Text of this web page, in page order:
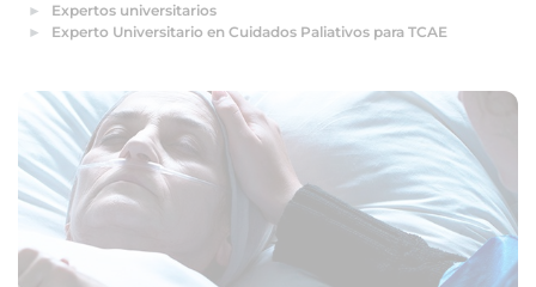
Expertos universitarios
Experto Universitario en Cuidados Paliativos para TCAE